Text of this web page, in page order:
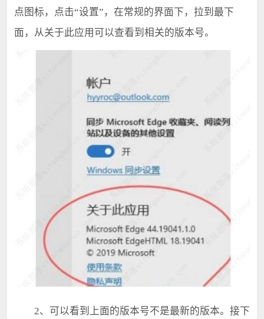
点图标，点击“设置”，在常规的界面下，拉到最下
面，从关于此应用可以查看到相关的版本号。
2、可以看到上面的版本号不是最新的版本。接下